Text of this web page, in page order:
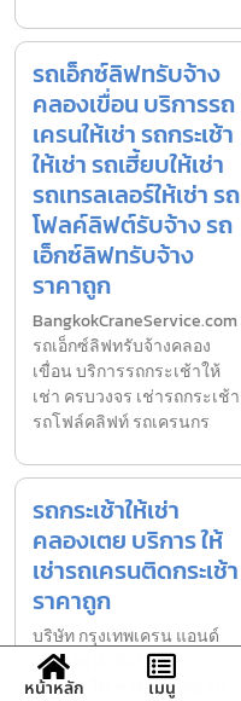
รถเอ็กซ์ลิฟทรับจ้าง
คลองเขื่อน บริการรถ
เครนให้เช่า รถกระเช้า
ให้เช่า รถเฮี้ยบให้เช่า
รถเทรลเลอร์ให้เช่า รถ
โฟลค์ลิฟต์รับจ้าง รถ
เอ็กซ์ลิฟทรับจ้าง
ราคาถูก
BangkokCraneService.com
รถเอ็กซ์ลิฟทรับจ้างคลอง
เขื่อน บริการรถกระเช้าให้
เช่า ครบวงจร เช่ารถกระเช้า
รถโฟล์คลิฟท์ รถเครนกร
รถกระเช้าให้เช่า
คลองเตย บริการ ให้
เช่ารถเครนติดกระเช้า
ราคาถูก
บริษัท กรุงเทพเครน แอนด์
เซอร์วิส จำกัด บริการ รถ
กระเช้าให้เช่าคลองเตย รถ
หน้าหลัก เมนู